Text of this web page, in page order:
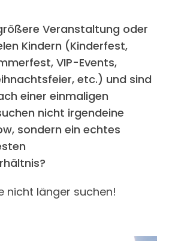
Veranstaltung oder
Kindern (Kinderfest,
VIP-Events,
etc.) und sind
einer einmaligen
nicht irgendeine
sondern ein echtes
nicht länger suchen!